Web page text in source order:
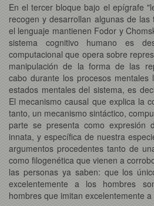
En el tercer bloque bajo el epígrafe
recogen y desarrollan algunas de
el lenguaje mantienen Fodor y
sistema cognitivo humano es
computacional que opera sobre
manipulación de la forma de las
cabo durante los procesos
estados mentales del sistema, es
El mecanismo causal que explica la
tanto, un mecanismo sintáctico,
parte se presenta como expresión
innata, y específica de nuestra
argumentos procedentes tanto de
como filogenética que vienen a
las personas ya saben: que los
excelentemente a los hombres
hombres que imitan excelentemente